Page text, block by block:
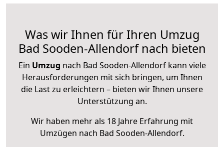
Was wir Ihnen für Ihren Umzug
Bad Sooden-Allendorf nach bieten
Ein Umzug nach Bad Sooden-Allendorf kann viele
Herausforderungen mit sich bringen, um Ihnen
die Last zu erleichtern – bieten wir Ihnen unsere
Unterstützung an.
Wir haben mehr als 18 Jahre Erfahrung mit
Umzügen nach Bad Sooden-Allendorf.